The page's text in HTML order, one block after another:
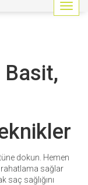
G
e
a
Basit,
dokun. Hemen
rahatlama sağlar
saç sağlığını